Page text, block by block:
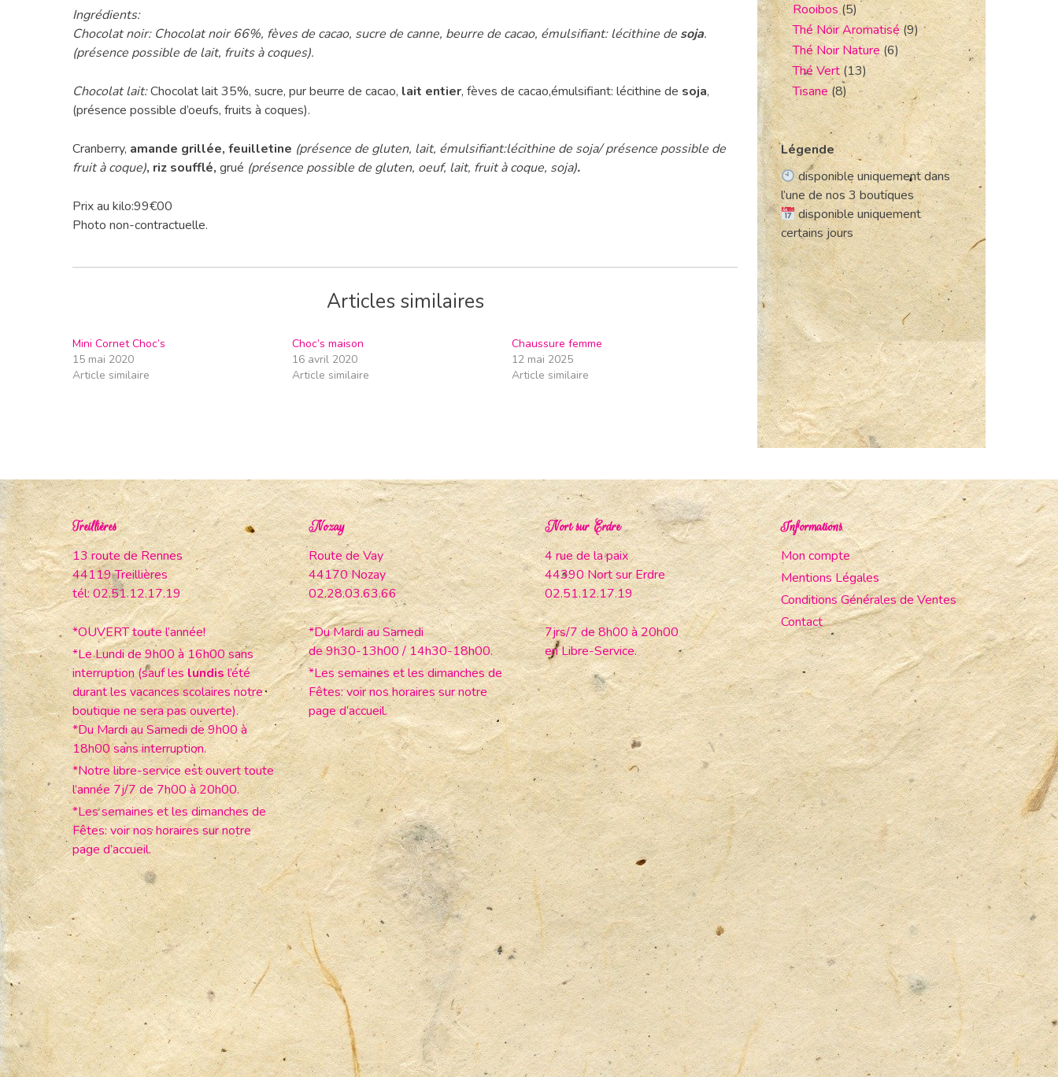
Ingrédients:
Chocolat noir: Chocolat noir 66%, fèves de cacao, sucre de canne, beurre de cacao, émulsifiant: lécithine de soja.
(présence possible de lait, fruits à coques).
Chocolat lait:Chocolat lait 35%, sucre, pur beurre de cacao, lait entier, fèves de cacao,émulsifiant: lécithine de soja,
(présence possible d’oeufs, fruits à coques).
Cranberry, amande grillée, feuilletine (présence de gluten, lait, émulsifiant:lécithine de soja/ présence possible de
fruit à coque), riz soufflé, grué (présence possible de gluten, oeuf, lait, fruit à coque, soja).
Prix au kilo:99€00
Photo non-contractuelle.
Articles similaires
Mini Cornet Choc’s
15 mai 2020
Article similaire
Choc’s maison
16 avril 2020
Article similaire
Chaussure femme
12 mai 2025
Article similaire
Rooibos (5)
Thé Noir Aromatisé (9)
Thé Noir Nature (6)
Thé Vert (13)
Tisane (8)
Légende
disponible uniquement dans
l’une de nos 3 boutiques
disponible uniquement
certains jours
Treillières
13 route de Rennes
44119 Treillières
tél: 02.51.12.17.19
*OUVERT toute l’année!
*Le Lundi de 9h00 à 16h00 sans
interruption (sauf leslundisl’été
durant les vacances scolaires notre
boutique ne sera pas ouverte).
*Du Mardi au Samedi de 9h00 à
18h00 sans interruption.
*Notre libre-service est ouvert toute
l’année 7j/7 de 7h00 à 20h00.
*Les semaines et les dimanches de
Fêtes: voir nos horaires sur notre
page d’accueil.
Nozay
Route de Vay
44170 Nozay
02.28.03.63.66
*Du Mardi au Samedi
de 9h30-13h00 / 14h30-18h00.
*Les semaines et les dimanches de
Fêtes: voir nos horaires sur notre
page d’accueil.
Nort sur Erdre
4 rue de la paix
44390 Nort sur Erdre
02.51.12.17.19
7jrs/7 de 8h00 à 20h00
en Libre-Service.
Informations
Mon compte
Mentions Légales
Conditions Générales de Ventes
Contact